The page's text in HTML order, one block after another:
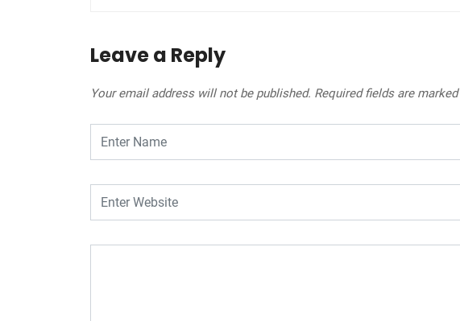
Leave a Reply
Your email address will not be published. Required fields are marked